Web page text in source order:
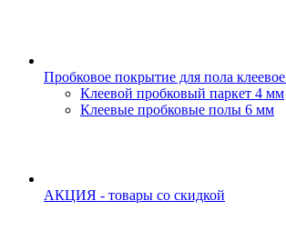
Пробковое покрытие для пола клеевое
Клеевой пробковый паркет 4 мм
Клеевые пробковые полы 6 мм
АКЦИЯ - товары со скидкой